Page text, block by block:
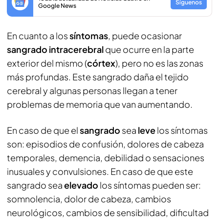
Google News
Síguenos
En cuanto a lossíntomas, puede ocasionar
sangrado intracerebralque ocurre en la parte
exterior del mismo (córtex), pero no es las zonas
más profundas. Este sangrado daña el tejido
cerebral y algunas personas llegan a tener
problemas de memoria que van aumentando.
En caso de que elsangrado sea levelos síntomas
son: episodios de confusión, dolores de cabeza
temporales, demencia, debilidad o sensaciones
inusuales y convulsiones. En caso de que este
sangrado seaelevado los síntomas pueden ser:
somnolencia, dolor de cabeza, cambios
neurológicos, cambios de sensibilidad, dificultad